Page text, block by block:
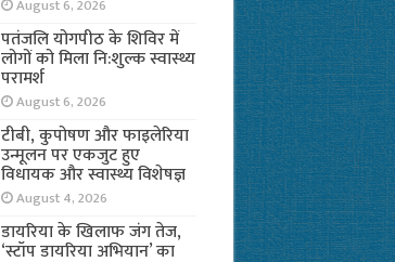
August 6, 2026
पतंजलि योगपीठ के शिविर में
लोगों को मिला नि:शुल्क स्वास्थ्य
परामर्श
August 6, 2026
टीबी, कुपोषण और फाइलेरिया
उन्मूलन पर एकजुट हुए
विधायक और स्वास्थ्य विशेषज्ञ
August 4, 2026
डायरिया के खिलाफ जंग तेज,
‘स्टॉप डायरिया अभियान’ का